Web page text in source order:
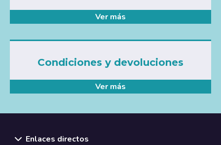
Ver más
Condiciones y devoluciones
Ver más
Enlaces directos